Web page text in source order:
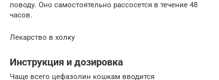
поводу. Оно самостоятельно рассосется в течение 48
часов.
Лекарство в холку
Инструкция и дозировка
Чаще всего цефазолин кошкам вводится